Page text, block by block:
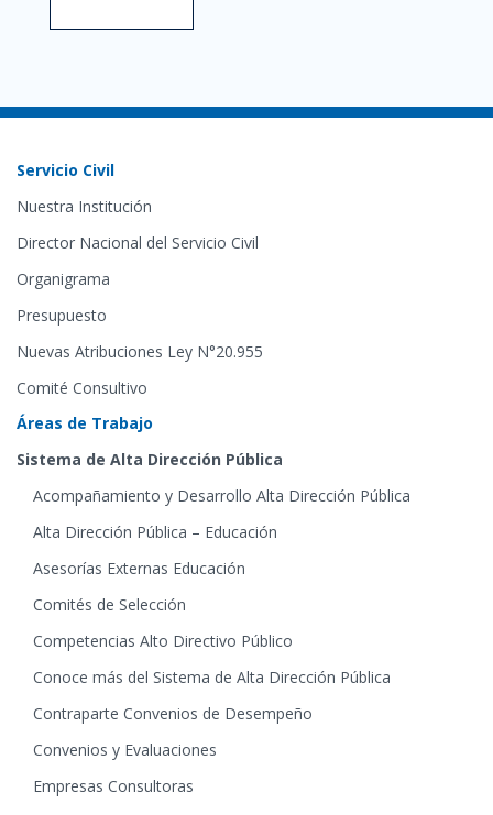
Servicio Civil
Nuestra Institución
Director Nacional del Servicio Civil
Organigrama
Presupuesto
Nuevas Atribuciones Ley N°20.955
Comité Consultivo
Áreas de Trabajo
Sistema de Alta Dirección Pública
Acompañamiento y Desarrollo Alta Dirección Pública
Alta Dirección Pública – Educación
Asesorías Externas Educación
Comités de Selección
Competencias Alto Directivo Público
Conoce más del Sistema de Alta Dirección Pública
Contraparte Convenios de Desempeño
Convenios y Evaluaciones
Empresas Consultoras